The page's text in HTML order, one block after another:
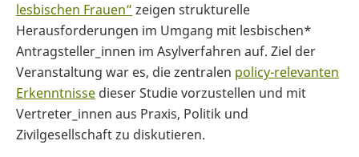
lesbischen Frauen” zeigen strukturelle
Herausforderungen im Umgang mit lesbischen*
Antragsteller_innen im Asylverfahren auf. Ziel der
Veranstaltung war es, die zentralen policy-relevanten
Erkenntnisse dieser Studie vorzustellen und mit
Vertreter_innen aus Praxis, Politik und
Zivilgesellschaft zu diskutieren.